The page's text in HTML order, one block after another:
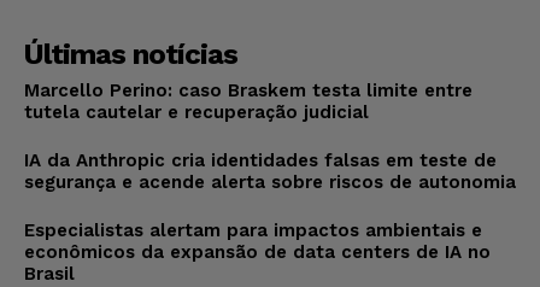
Últimas notícias
Marcello Perino: caso Braskem testa limite entre
tutela cautelar e recuperação judicial
IA da Anthropic cria identidades falsas em teste de
segurança e acende alerta sobre riscos de autonomia
Especialistas alertam para impactos ambientais e
econômicos da expansão de data centers de IA no
Brasil